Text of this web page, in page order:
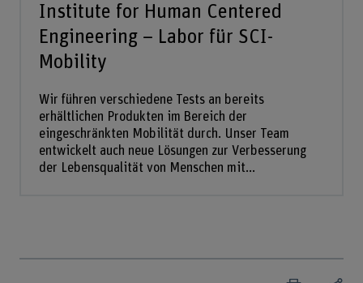
Institute for Human Centered
Engineering – Labor für SCI-
Mobility
Wir führen verschiedene Tests an bereits
erhältlichen Produkten im Bereich der
eingeschränkten Mobilität durch. Unser Team
entwickelt auch neue Lösungen zur Verbesserung
der Lebensqualität von Menschen mit...